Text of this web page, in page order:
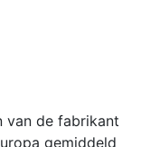
van de fabrikant
gemiddeld